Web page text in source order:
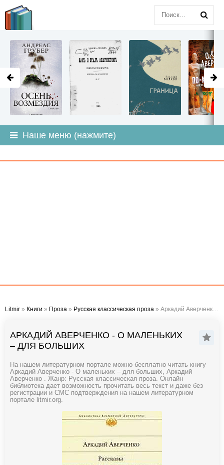
Наше меню (нажмите)
Litmir » Книги » Проза » Русская классическая проза » Аркадий Аверченко - О маленьких – для больших
АРКАДИЙ АВЕРЧЕНКО - О МАЛЕНЬКИХ
– ДЛЯ БОЛЬШИХ
На нашем литературном портале можно бесплатно читать книгу
Аркадий Аверченко - О маленьких – для больших, Аркадий
Аверченко . Жанр: Русская классическая проза. Онлайн
библиотека дает возможность прочитать весь текст и даже без
регистрации и СМС подтверждения на нашем литературном
портале litmir.org.
LITMIR.ORG